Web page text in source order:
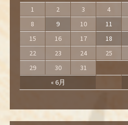
« 6月
1 2 3 4
8
9 10 11
15
16 17 18
22
23 24 25
29
30 31